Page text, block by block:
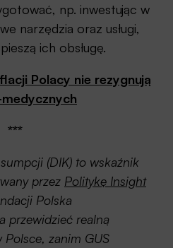
np. inwestując w
narzędzia oraz usługi,
ich obsługę.
Polacy nie rezygnują
***
(DIK) to wskaźnik
przez Politykę Insight
Polska
przewidzieć realną
zanim GUS